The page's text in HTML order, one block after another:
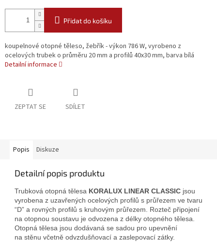
Přidat do košíku
koupelnové otopné těleso, žebřík - výkon 786 W, vyrobeno z
ocelových trubek o průměru 20 mm a profilů 40x30 mm, barva bílá
Detailní informace
ZEPTAT SE SDÍLET
Popis Diskuze
Detailní popis produktu
Trubková otopná tělesa KORALUX LINEAR CLASSIC jsou
vyrobena z uzavřených ocelových profilů s průřezem ve tvaru
“D” a rovných profilů s kruhovým průřezem. Rozteč připojení
na otopnou soustavu je odvozena z délky otopného tělesa.
Otopná tělesa jsou dodávaná se sadou pro upevnění
na stěnu včetně odvzdušňovací a zaslepovací zátky.